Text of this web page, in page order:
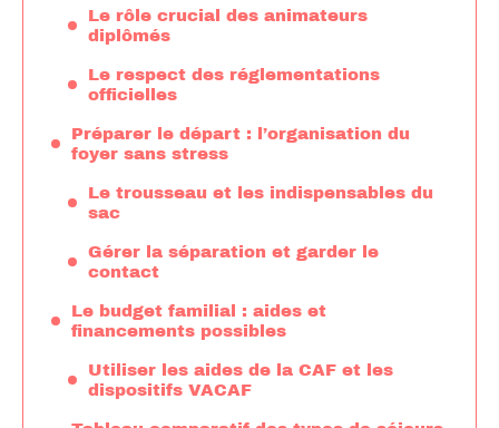
Le rôle crucial des animateurs
diplômés
Le respect des réglementations
officielles
Préparer le départ : l’organisation du
foyer sans stress
Le trousseau et les indispensables du
sac
Gérer la séparation et garder le
contact
Le budget familial : aides et
financements possibles
Utiliser les aides de la CAF et les
dispositifs VACAF